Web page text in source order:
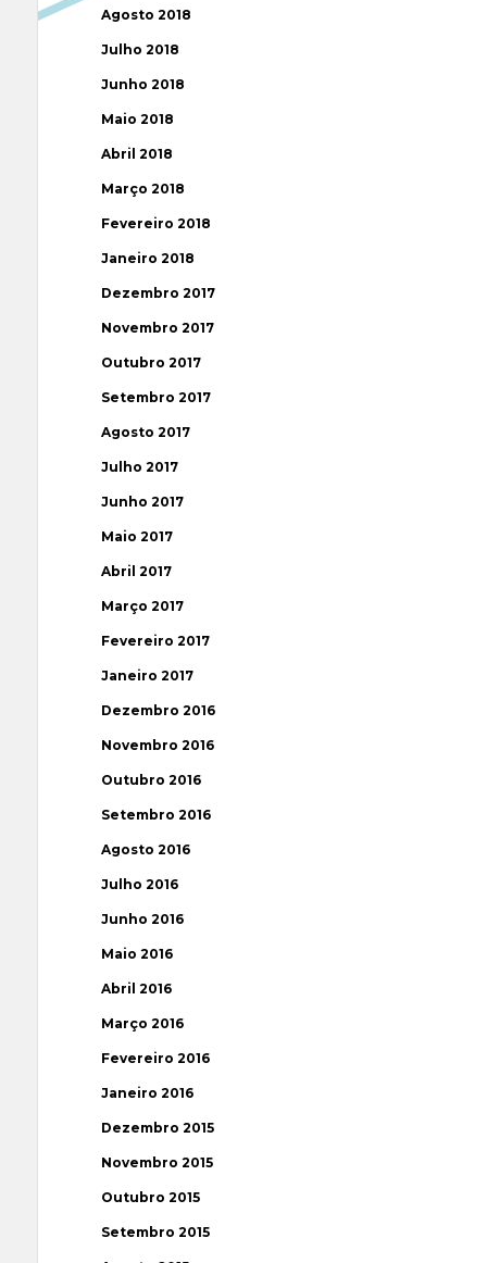
Agosto 2018
Julho 2018
Junho 2018
Maio 2018
Abril 2018
Março 2018
Fevereiro 2018
Janeiro 2018
Dezembro 2017
Novembro 2017
Outubro 2017
Setembro 2017
Agosto 2017
Julho 2017
Junho 2017
Maio 2017
Abril 2017
Março 2017
Fevereiro 2017
Janeiro 2017
Dezembro 2016
Novembro 2016
Outubro 2016
Setembro 2016
Agosto 2016
Julho 2016
Junho 2016
Maio 2016
Abril 2016
Março 2016
Fevereiro 2016
Janeiro 2016
Dezembro 2015
Novembro 2015
Outubro 2015
Setembro 2015